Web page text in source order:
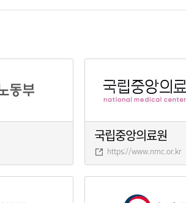
국립중앙의료원
https://www.nmc.or.kr